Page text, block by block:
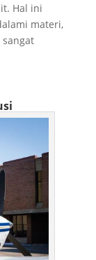
Hal ini
materi,